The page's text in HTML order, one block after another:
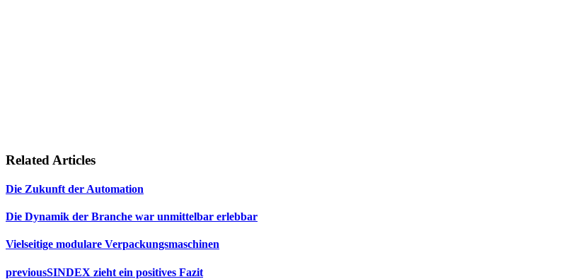
Related Articles
Die Zukunft der Automation
Die Dynamik der Branche war unmittelbar erlebbar
Vielseitige modulare Verpackungsmaschinen
previousSINDEX zieht ein positives Fazit